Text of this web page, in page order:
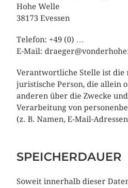
Hohe Welle
38173 Evessen
Telefon: +49 (0) …
E-Mail:
Verantwortliche Stelle ist die
juristische Person, die allein
anderen über die Zwecke
Verarbeitung von
(z. B. Namen, E-Mail-
SPEICHERDAUER
Soweit innerhalb dieser